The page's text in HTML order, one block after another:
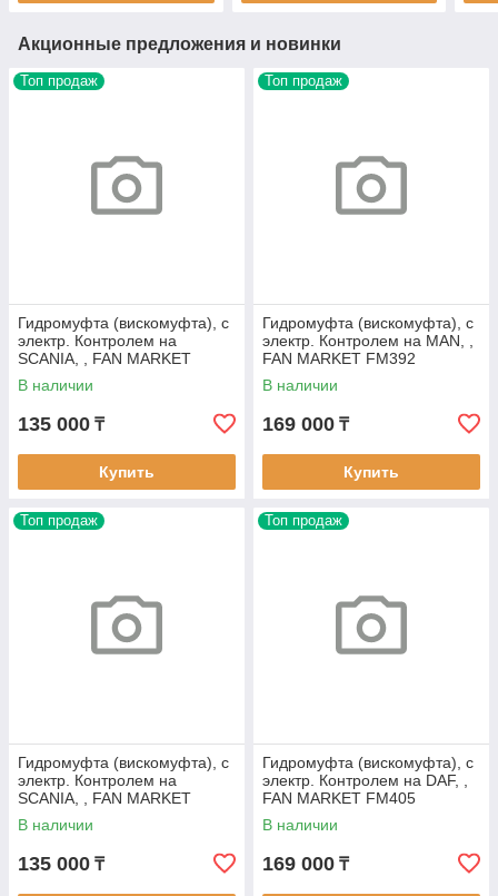
Акционные предложения и новинки
Топ продаж
Гидромуфта (вискомуфта), с
электр. Контролем на
SCANIA, , FAN MARKET
FM382
В наличии
135 000 ₸
Купить
Топ продаж
Гидромуфта (вискомуфта), с
электр. Контролем на MAN, ,
FAN MARKET FM392
В наличии
169 000 ₸
Купить
Топ продаж
Гидромуфта (вискомуфта), с
электр. Контролем на
SCANIA, , FAN MARKET
FM305
В наличии
135 000 ₸
Топ продаж
Гидромуфта (вискомуфта), с
электр. Контролем на DAF, ,
FAN MARKET FM405
В наличии
169 000 ₸